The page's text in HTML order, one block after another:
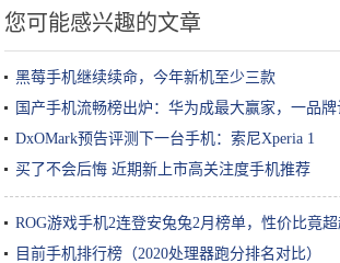
您可能感兴趣的文章
黑莓手机继续续命，今年新机至少三款
国产手机流畅榜出炉：华为成最大赢家，一品
DxOMark预告评测下一台手机：索尼Xperia 1
买了不会后悔 近期新上市高关注度手机推荐
ROG游戏手机2连登安兔兔2月榜单，性价比竟超
目前手机排行榜（2020处理器跑分排名对比）